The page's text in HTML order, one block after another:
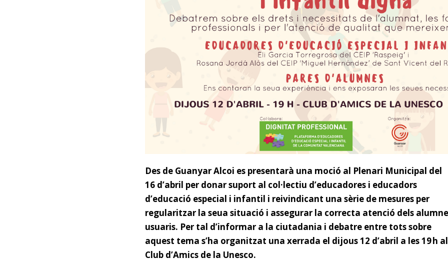
Des de Guanyar Alcoi es presentarà una moció al Plenari Municipal del
16 d’abril per donar suport al col·lectiu d’educadores i educadors
d’educació especial i infantil i reivindicant una sèrie de mesures per
regularitzar la seua situació i assegurar la correcta atenció dels
usuaris. Per tal d’informar a la ciutadania i debatre entre tots sobre
aquest tema s’ha organitzat una xerrada el dijous 12 d’abril a les 19 h al
Club d’Amics de la Unesco.